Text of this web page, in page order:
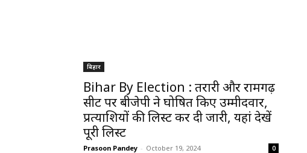
बिहार
Bihar By Election : तरारी और रामगढ़
सीट पर बीजेपी ने घोषित किए उम्मीदवार,
प्रत्याशियों की लिस्ट कर दी जारी, यहां देखें
पूरी लिस्ट
Prasoon Pandey - October 19, 2024 0